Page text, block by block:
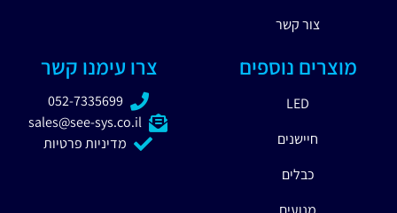
צור קשר
מוצרים נוספים
LED
חיישנים
כבלים
צרו עימנו קשר
052-7335699
sales@see-sys.co.il
מדיניות פרטיות